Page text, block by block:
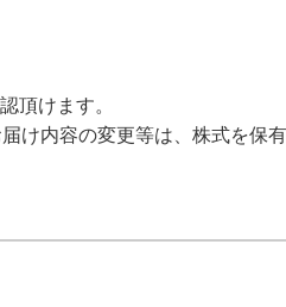
頂けます。
け内容の変更等は、株式を保